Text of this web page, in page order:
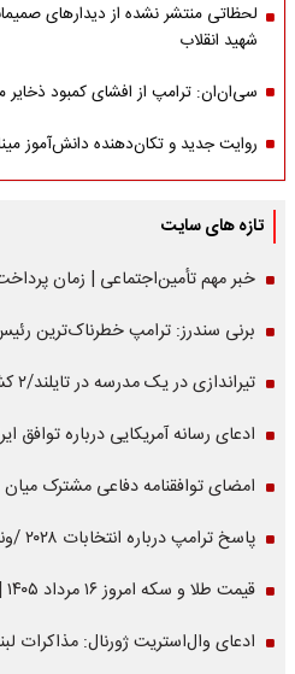
لحظاتی منتشر نشده از دیدارهای
شهید انقلاب
سی‌ان‌ان: ترامپ از افشای کمبود
روایت جدید و تکان‌دهنده دانش‌آموز
تازه های سایت
خبر مهم تأمین‌اجتماعی | زمان
برنی سندرز: ترامپ خطرناک‌ترین
تیراندازی در یک مدرسه در تایلند/۲ کشته و ۱۵ مجروح
ادعای رسانه آمریکایی درباره توافق
امضای توافقنامه دفاعی مشترک
پاسخ ترامپ درباره انتخابات ۲۰۲۸ /ونس یا روبیو؟
قیمت طلا و سکه امروز ۱۶ مرداد ۱۴۰۵ | طلای دست دوم گرمی چند؟
ادعای وال‌استریت ژورنال: مذاکرات